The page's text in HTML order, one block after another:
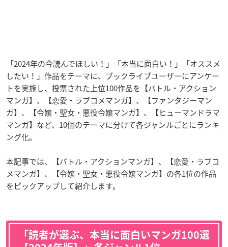
「2024年の今読んでほしい！」「本当に面白い！」「オススメ
したい！」作品をテーマに、ブックライブユーザーにアンケー
トを実施し、投票された上位100作品を【バトル・アクション
マンガ】、【恋愛・ラブコメマンガ】、【ファンタジーマン
ガ】、【令嬢・聖女・悪役令嬢マンガ】、【ヒューマンドラマ
マンガ】など、10個のテーマに分けて各ジャンルごとにランキ
ング化。
本記事では、【バトル・アクションマンガ】、【恋愛・ラブコ
メマンガ】、【令嬢・聖女・悪役令嬢マンガ】の各1位の作品
をピックアップして紹介します。
「読者が選ぶ、本当に面白いマンガ100選